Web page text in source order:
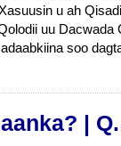
u ah
uu Dacwada
soo
|